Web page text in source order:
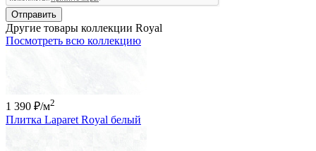
Отправить
Другие товары коллекции Royal
Посмотреть всю коллекцию
1 390 ₽/м2
Плитка Laparet Royal белый